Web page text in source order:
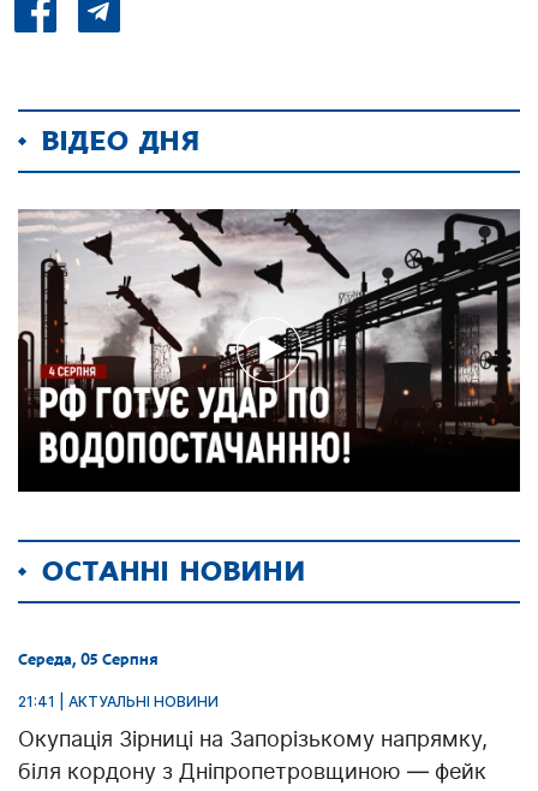
ВІДЕО ДНЯ
ОСТАННІ НОВИНИ
Середа, 05 Серпня
21:41 | АКТУАЛЬНІ НОВИНИ
Окупація Зірниці на Запорізькому напрямку,
біля кордону з Дніпропетровщиною — фейк